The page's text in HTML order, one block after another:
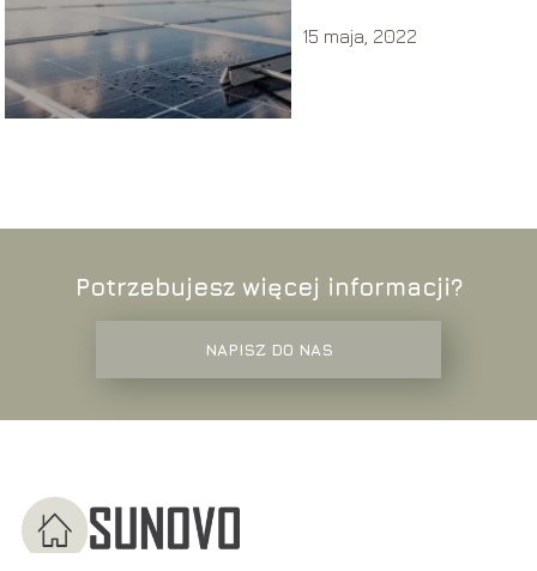
15 maja, 2022
Potrzebujesz więcej informacji?
NAPISZ DO NAS